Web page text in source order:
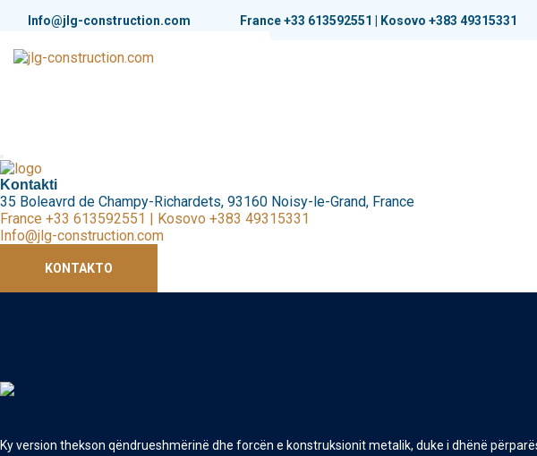
Info@jlg-construction.com France +33 613592551 | Kosovo +383 49315331
Kontakti
35 Boleavrd de Champy-Richardets, 93160 Noisy-le-Grand, France
France +33 613592551 | Kosovo +383 49315331
Info@jlg-construction.com
KONTAKTO
Ky version thekson qëndrueshmërinë dhe forcën e konstruksionit metalik, duke i dhënë